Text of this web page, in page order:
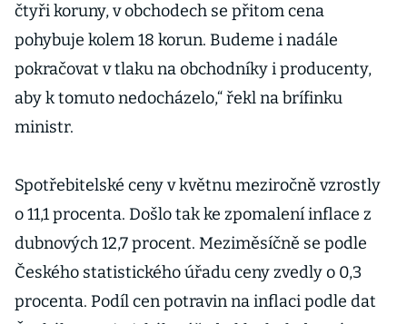
čtyři koruny, v obchodech se přitom cena
pohybuje kolem 18 korun. Budeme i nadále
pokračovat v tlaku na obchodníky i producenty,
aby k tomuto nedocházelo,“ řekl na brífinku
ministr.
Spotřebitelské ceny v květnu meziročně vzrostly
o 11,1 procenta. Došlo tak ke zpomalení inflace z
dubnových 12,7 procent. Meziměsíčně se podle
Českého statistického úřadu ceny zvedly o 0,3
procenta. Podíl cen potravin na inflaci podle dat